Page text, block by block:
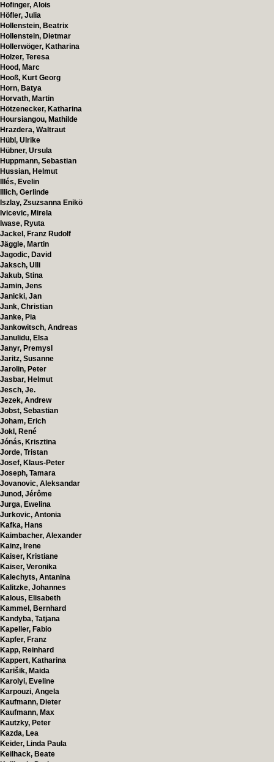
Hofinger, Alois
Höfler, Julia
Hollenstein, Beatrix
Hollenstein, Dietmar
Hollerwöger, Katharina
Holzer, Teresa
Hood, Marc
Hooß, Kurt Georg
Horn, Batya
Horvath, Martin
Hötzenecker, Katharina
Hoursiangou, Mathilde
Hrazdera, Waltraut
Hübl, Ulrike
Hübner, Ursula
Huppmann, Sebastian
Hussian, Helmut
Illés, Evelin
Illich, Gerlinde
Iszlay, Zsuzsanna Enikö
Ivicevic, Mirela
Iwase, Ryuta
Jackel, Franz Rudolf
Jäggle, Martin
Jagodic, David
Jaksch, Ulli
Jakub, Stina
Jamin, Jens
Janicki, Jan
Jank, Christian
Janke, Pia
Jankowitsch, Andreas
Janulidu, Elsa
Janyr, Premysl
Jaritz, Susanne
Jarolin, Peter
Jasbar, Helmut
Jesch, Je.
Jezek, Andrew
Jobst, Sebastian
Joham, Erich
Jokl, René
Jónás, Krisztina
Jorde, Tristan
Josef, Klaus-Peter
Joseph, Tamara
Jovanovic, Aleksandar
Junod, Jérôme
Jurga, Ewelina
Jurkovic, Antonia
Kafka, Hans
Kaimbacher, Alexander
Kainz, Irene
Kaiser, Kristiane
Kaiser, Veronika
Kalechyts, Antanina
Kalitzke, Johannes
Kalous, Elisabeth
Kammel, Bernhard
Kandyba, Tatjana
Kapeller, Fabio
Kapfer, Franz
Kapp, Reinhard
Kappert, Katharina
Karišik, Maida
Karolyi, Eveline
Karpouzi, Angela
Kaufmann, Dieter
Kaufmann, Max
Kautzky, Peter
Kazda, Lea
Keider, Linda Paula
Keilhack, Beate